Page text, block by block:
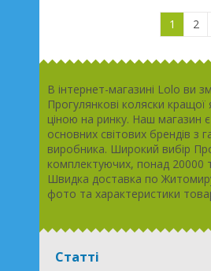
1 2
В інтернет-магазині Lolo ви
Прогулянкові коляски кращої
ціною на ринку. Наш магазин
основних світових брендів з
виробника. Широкий вибір
комплектуючих, понад 20000
Швидка доставка по
фото та характеристики
Статті